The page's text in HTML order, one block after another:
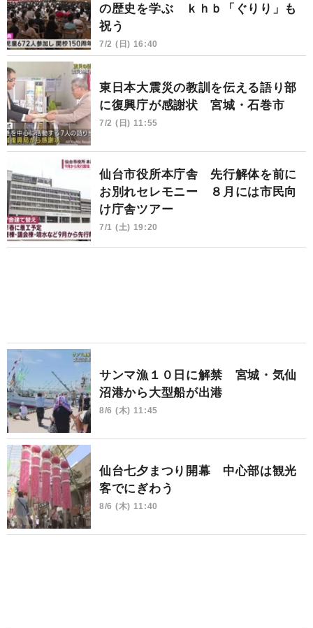
の歴史を学ぶ ｋｈｂ「ぐりり」も
祝う
7/2 (日) 16:40
東日本大震災の教訓を伝える語り部
に復興庁が感謝状 宮城・石巻市
7/2 (日) 11:55
仙台市役所本庁舎 先行解体を前に
お別れセレモニー ８月には市民向
け庁舎ツアー
7/1 (土) 19:20
サンマ漁１０日に解禁 宮城・気仙
沼港から大型船が出港
8/6 (木) 11:45
仙台七夕まつり開幕 中心部は観光
客でにぎわう
8/6 (木) 11:40